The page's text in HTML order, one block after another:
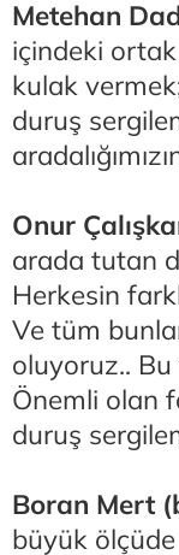
Metehan
içindeki
kulak
duruş
Onur
arada tutan
Herkesin
Ve tüm
oluyoruz..
Önemli olan
duruş
Boran Mert
büyük